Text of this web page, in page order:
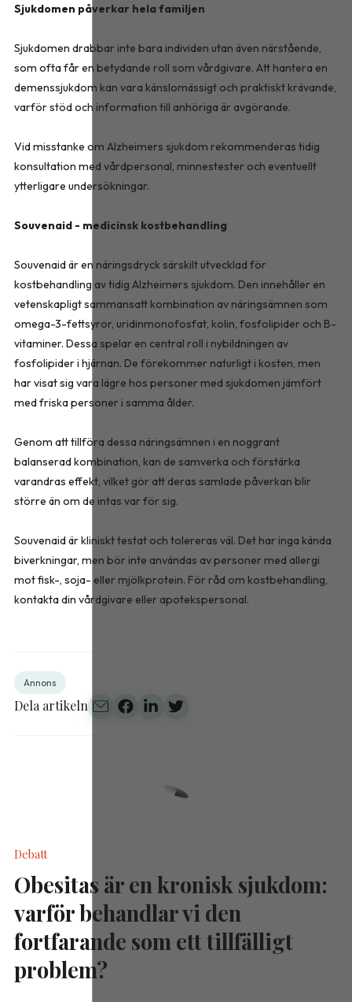
Sjukdomen påverkar hela familjen
Sjukdomen drabbar inte bara individen utan även närstående,
som ofta får en betydande roll som vårdgivare. Att hantera en
demenssjukdom kan vara känslomässigt och praktiskt krävande,
varför stöd och information till anhöriga är avgörande.
Vid misstanke om Alzheimers sjukdom rekommenderas tidig
konsultation med vårdpersonal, minnestester och eventuellt
ytterligare undersökningar.
Souvenaid - medicinsk kostbehandling
Souvenaid är en näringsdryck särskilt utvecklad för
kostbehandling av tidig Alzheimers sjukdom. Den innehåller en
vetenskapligt sammansatt kombination av näringsämnen som
omega-3-fettsyror, uridinmonofosfat, kolin, fosfolipider och B-
vitaminer. Dessa spelar en central roll i nybildningen av
fosfolipider i hjärnan. De förekommer naturligt i kosten, men
har visat sig vara lägre hos personer med sjukdomen jämfört
med friska personer i samma ålder.
Genom att tillföra dessa näringsämnen i en noggrant
balanserad kombination, kan de samverka och förstärka
varandras effekt, vilket gör att deras samlade påverkan blir
större än om de intas var för sig.
Souvenaid är kliniskt testat och tolereras väl. Det har inga kända
biverkningar, men bör inte användas av personer med allergi
mot fisk-, soja- eller mjölkprotein. För råd om kostbehandling,
kontakta din vårdgivare eller apotekspersonal.
Annons
Dela artikeln
Debatt
Obesitas är en kronisk sjukdom:
varför behandlar vi den
fortfarande som ett tillfälligt
problem?